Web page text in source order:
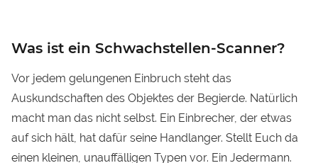
Was ist ein Schwachstellen-Scanner?
Vor jedem gelungenen Einbruch steht das
Auskundschaften des Objektes der Begierde. Natürlich
macht man das nicht selbst. Ein Einbrecher, der etwas
auf sich hält, hat dafür seine Handlanger. Stellt Euch da
einen kleinen, unauffälligen Typen vor. Ein Jedermann.